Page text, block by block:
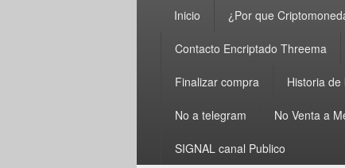
principalInicio ¿Por que
Contacto Encriptado Threema
Finalizar compra Historia
No a telegram No Venta a
SIGNAL canal Publico